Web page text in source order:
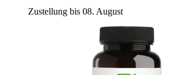
Zustellung bis 08. August